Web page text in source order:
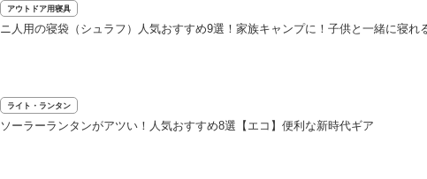
アウトドア用寝具
ニ人用の寝袋（シュラフ）人気おすすめ9選！家族キャンプに！子供と一緒に寝れ
ライト・ランタン
ソーラーランタンがアツい！人気おすすめ8選【エコ】便利な新時代ギア